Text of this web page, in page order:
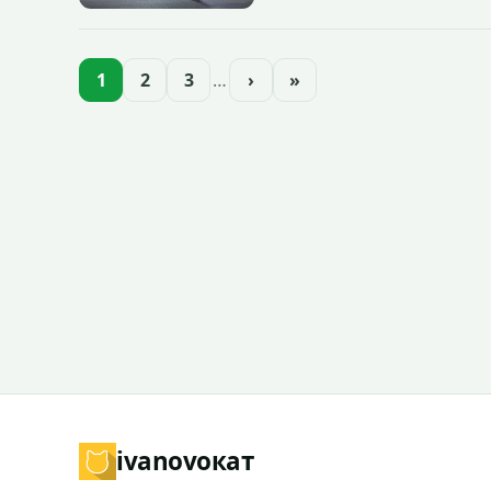
1 2 3 … › »
ivanovoкат